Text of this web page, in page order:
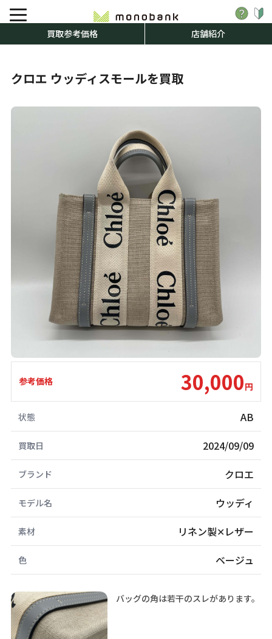
買取参考価格 店舗紹介
クロエ ウッディスモールを買取
参考価格 30,000円
状態 AB
買取日 2024/09/09
ブランド クロエ
モデル名 ウッディ
素材 リネン製✕レザー
色 ベージュ
バッグの角は若干のスレがあります。